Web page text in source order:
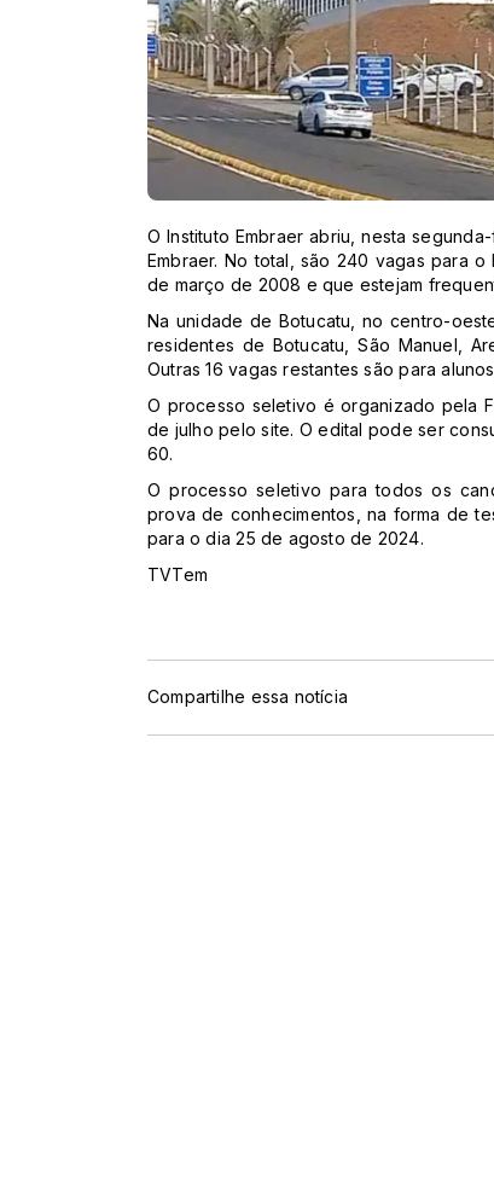
O Instituto Embraer abriu, nesta
Embraer. No total, são 240 vagas para
de março de 2008 e que estejam
Na unidade de Botucatu, no centro-
residentes de Botucatu, São Manuel,
Outras 16 vagas restantes são para
O processo seletivo é organizado pela
de julho pelo site. O edital pode ser
60.
O processo seletivo para todos os
prova de conhecimentos, na forma de
para o dia 25 de agosto de 2024.
TVTem
Compartilhe essa notícia